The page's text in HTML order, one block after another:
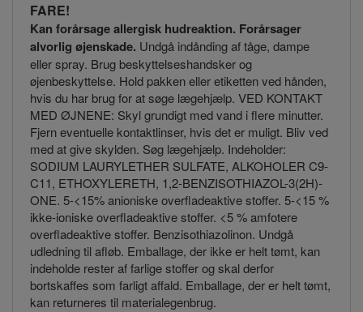
FARE!
Kan forårsage allergisk hudreaktion. Forårsager
alvorlig øjenskade. Undgå indånding af tåge, dampe
eller spray. Brug beskyttelseshandsker og
øjenbeskyttelse. Hold pakken eller etiketten ved hånden,
hvis du har brug for at søge lægehjælp. VED KONTAKT
MED ØJNENE: Skyl grundigt med vand i flere minutter.
Fjern eventuelle kontaktlinser, hvis det er muligt. Bliv ved
med at give skylden. Søg lægehjælp. Indeholder:
SODIUM LAURYLETHER SULFATE, ALKOHOLER C9-
C11, ETHOXYLERETH, 1,2-BENZISOTHIAZOL-3(2H)-
ONE. 5-<15% anioniske overfladeaktive stoffer. 5-<15 %
ikke-ioniske overfladeaktive stoffer. <5 % amfotere
overfladeaktive stoffer. Benzisothiazolinon. Undgå
udledning til afløb. Emballage, der ikke er helt tømt, kan
indeholde rester af farlige stoffer og skal derfor
bortskaffes som farligt affald. Emballage, der er helt tømt,
kan returneres til materialegenbrug.